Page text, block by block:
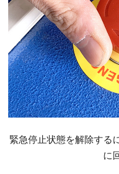
緊急停止状態を解除する
に